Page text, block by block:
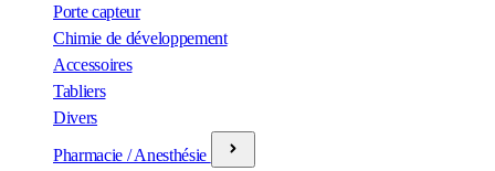
Porte capteur
Chimie de développement
Accessoires
Tabliers
Divers
Pharmacie / Anesthésie